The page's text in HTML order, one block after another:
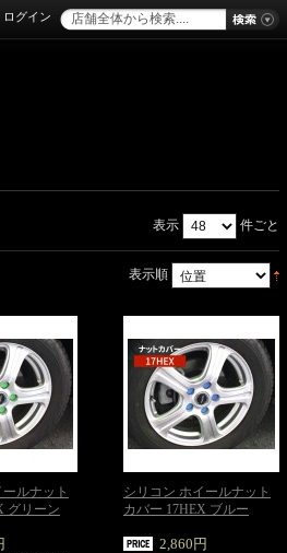
ログイン
表示 件ごと
表示順
ルナット
グリーン
シリコン ホイールナット
カバー 17HEX ブルー
2,860円